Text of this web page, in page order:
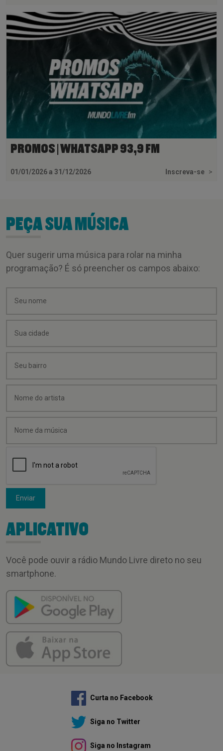
PROMOS | WHATSAPP 93,9 FM
01/01/2026 a 31/12/2026 Inscreva-se >
PEÇA SUA MÚSICA
Quer sugerir uma música para rolar na minha
programação? É só preencher os campos abaixo:
Enviar
APLICATIVO
Você pode ouvir a rádio Mundo Livre direto no seu
smartphone.
Curta no Facebook
Siga no Twitter
Siga no Instagram